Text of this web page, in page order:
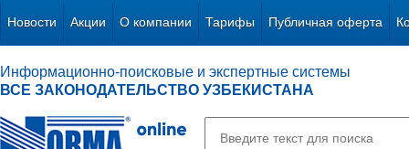
Новости Акции О компании Тарифы Публичная оферта
Информационно-поисковые и экспертные системы
ВСЕ ЗАКОНОДАТЕЛЬСТВО УЗБЕКИСТАНА